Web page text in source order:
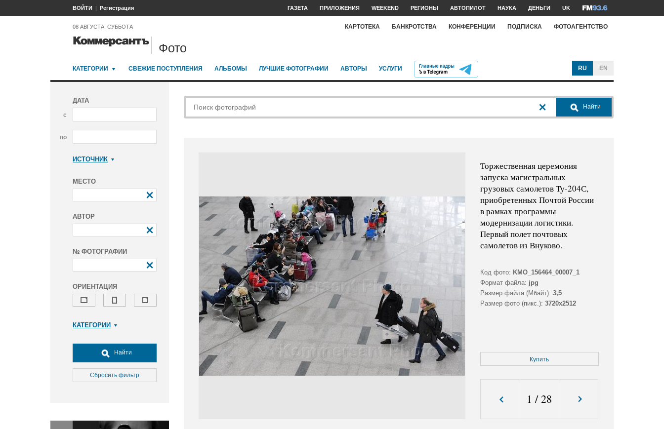
ВОЙТИ Регистрация ГАЗЕТА ПРИЛОЖЕНИЯ WEEKEND РЕГИОНЫ АВТОПИЛОТ НАУКА ДЕНЬГИ UK
08 АВГУСТА, СУББОТА КАРТОТЕКА БАНКРОТСТВА КОНФЕРЕНЦИИ ПОДПИСКА ФОТОАГЕНТСТВО
Фото
КАТЕГОРИИ СВЕЖИЕ ПОСТУПЛЕНИЯ АЛЬБОМЫ ЛУЧШИЕ ФОТОГРАФИИ АВТОРЫ УСЛУГИ RU EN
ДАТА
с
по
ИСТОЧНИК
МЕСТО
АВТОР
№ ФОТОГРАФИИ
ОРИЕНТАЦИЯ
КАТЕГОРИИ
Досуг, туризм и отдых
Культура
Медицина
Окружающая среда
Найти
Сбросить фильтр
Найти
Торжественная церемония
запуска магистральных
грузовых самолетов Ту-204С,
приобретенных Почтой России
в рамках программы
модернизации логистики.
Первый полет почтовых
самолетов из Внуково.
Код фото: KMO_156464_00007_1
Формат файла: jpg
Размер файла (Мбайт): 3,5
Размер фото (пикс.): 3720x2512
Купить
1 /28